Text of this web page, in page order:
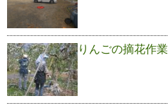
りんごの摘花作業